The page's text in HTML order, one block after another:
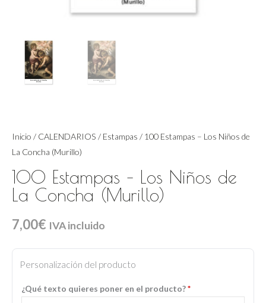
Inicio / CALENDARIOS / Estampas / 100 Estampas – Los Niños de
La Concha (Murillo)
100 Estampas – Los Niños de
La Concha (Murillo)
7,00€ IVA incluido
Personalización del producto
¿Qué texto quieres poner en el producto?*
100
Estampas
Los